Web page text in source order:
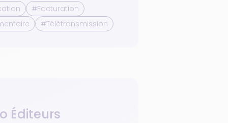
#Facturation
#Télétransmission
Éditeurs